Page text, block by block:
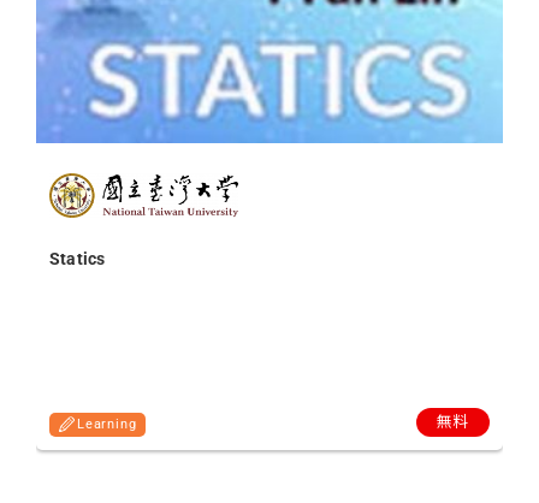
Statics
Learning 無料